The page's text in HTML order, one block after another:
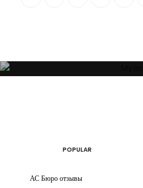
POPULAR
АС Бюро отзывы